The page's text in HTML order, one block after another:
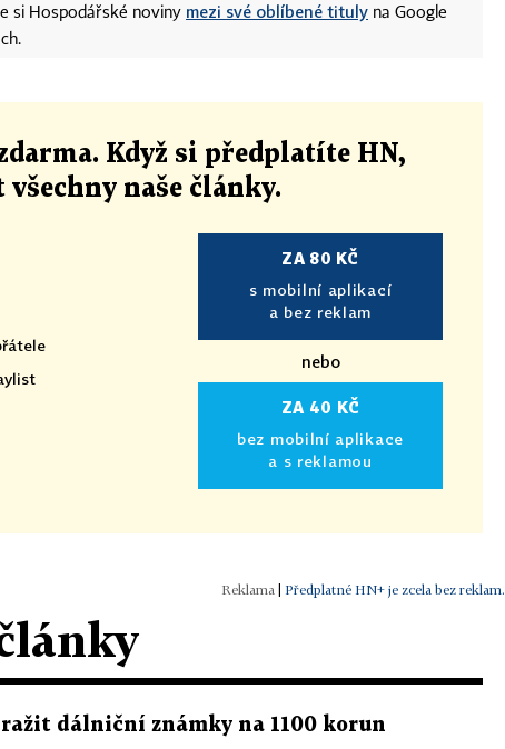
si Hospodářské noviny mezi své oblíbené tituly na Google
Když si předplatíte HN,
všechny naše články.
ZA 80 KČ
s mobilní aplikací
a bez reklam
nebo
ZA 40 KČ
bez mobilní aplikace
a s reklamou
Předplatné HN+ je zcela bez reklam.
dálniční známky na 1100 korun